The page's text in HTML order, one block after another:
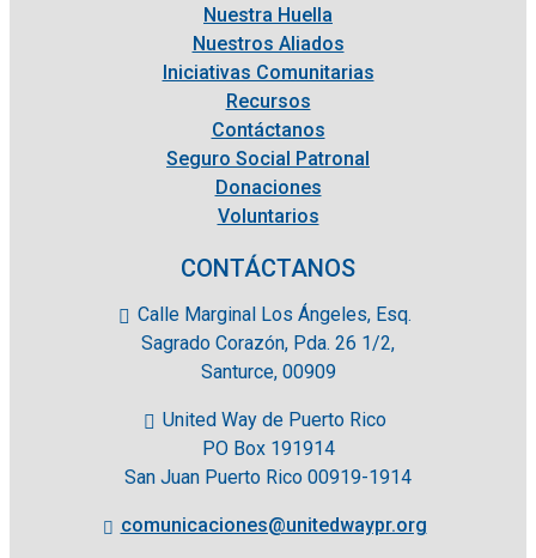
Nuestra Huella
Nuestros Aliados
Iniciativas Comunitarias
Recursos
Contáctanos
Seguro Social Patronal
Donaciones
Voluntarios
CONTÁCTANOS
Calle Marginal Los Ángeles, Esq.
Sagrado Corazón, Pda. 26 1/2,
Santurce, 00909
United Way de Puerto Rico
PO Box 191914
San Juan Puerto Rico 00919-1914
comunicaciones@unitedwaypr.org